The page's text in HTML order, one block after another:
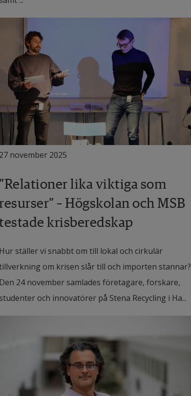
27 november 2025
”Relationer lika viktiga som
– Högskolan och MSB
krisberedskap
Hur ställer vi snabbt om till lokal och cirkulär
om krisen slår till och importen stannar?
Den 24 november samlades företagare, forskare,
studenter och innovatörer på Stena Recycling i Ha...